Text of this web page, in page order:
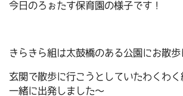
今日のろぉたす保育園の様子です！
きらきら組は太鼓橋のある公園にお散歩
玄関で散歩に行こうとしていたわくわく
一緒に出発しました～